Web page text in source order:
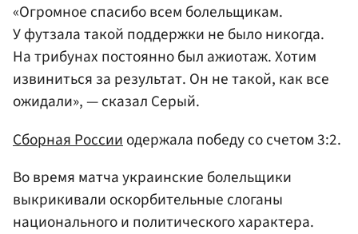
«Огромное спасибо всем болельщикам.
У футзала такой поддержки не было никогда.
На трибунах постоянно был ажиотаж. Хотим
извиниться за результат. Он не такой, как все
ожидали», — сказал Серый.
Сборная России одержала победу со счетом 3:2.
Во время матча украинские болельщики
выкрикивали оскорбительные слоганы
национального и политического характера.